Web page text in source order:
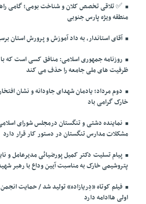
✅️ تلاقی تخصص کلان و شناخت بومی؛ گامی
منطقه ویژه پارس جنوبی
آقای استاندار، به داد آموزش و پرورش استان
روزنامه جمهوری اسلامی: منافق کسی است که
ظرفیت های ملی جامعه را حذف می کند
دوم مرداد؛ یادمان شهدای جاودانه و نشان
خارک گرامی باد
نماینده دشتی و تنگستان درمجلس شورای
مشکلات مدارس تنگستان در دستور کار قرار دارد
پیام تسلیت دکتر کمیل پورضیائی مدیرعامل و
پتروشیمی خارک به مناسبت آیین وداع با رهبر
فیلم کوتاه «دِریازاده» تولید شد / حمایت
اولی هاادامه دارد